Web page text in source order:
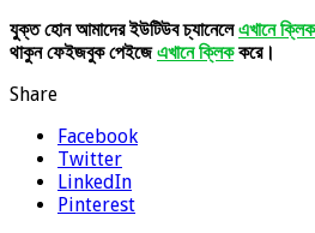
যুক্ত হোন আমাদের ইউটিউব চ্যানেলেএখানে ক্লিক
থাকুন ফেইজবুক পেইজেএখানে ক্লিককরে।
Share
Facebook
Twitter
LinkedIn
Pinterest